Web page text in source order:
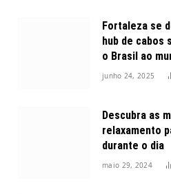
Fortaleza se
hub de cabos
o Brasil ao
junho 24, 2025
Descubra as
relaxamento
durante o dia
maio 29, 2024